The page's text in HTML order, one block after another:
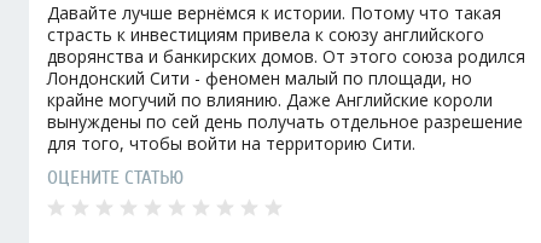
Давайте лучше вернёмся к истории. Потому что такая
страсть к инвестициям привела к союзу английского
дворянства и банкирских домов. От этого союза родился
Лондонский Сити - феномен малый по площади, но
крайне могучий по влиянию. Даже Английские короли
вынуждены по сей день получать отдельное разрешение
для того, чтобы войти на территорию Сити.
ОЦЕНИТЕ СТАТЬЮ